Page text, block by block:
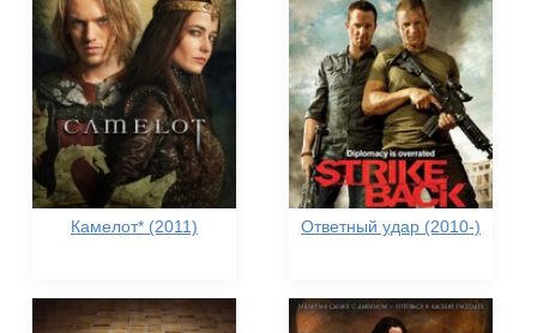
Камелот* (2011) Ответный удар (2010-)